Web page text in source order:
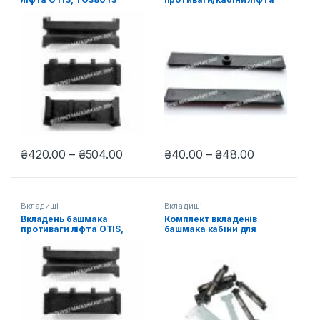
₴420.00 – ₴504.00Діапазон цін: від ₴420.00 до
Цей товар має кілька варіантів. Параметри можна вибрати
₴40.00 – ₴48.00Діапазон
Цей товар має кілька
Вкладиші
Вкладень башмака
противаги ліфта OTIS,
Вкладиші
Комплект вкладенів
башмака кабіни для